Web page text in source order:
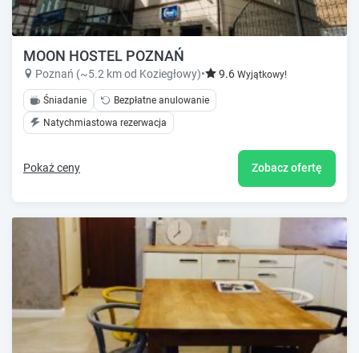
MOON HOSTEL POZNAŃ
Poznań (~5.2 km od Koziegłowy)• 9.6 Wyjątkowy!
Śniadanie
Bezpłatne anulowanie
Natychmiastowa rezerwacja
Pokaż ceny Zobacz ofertę